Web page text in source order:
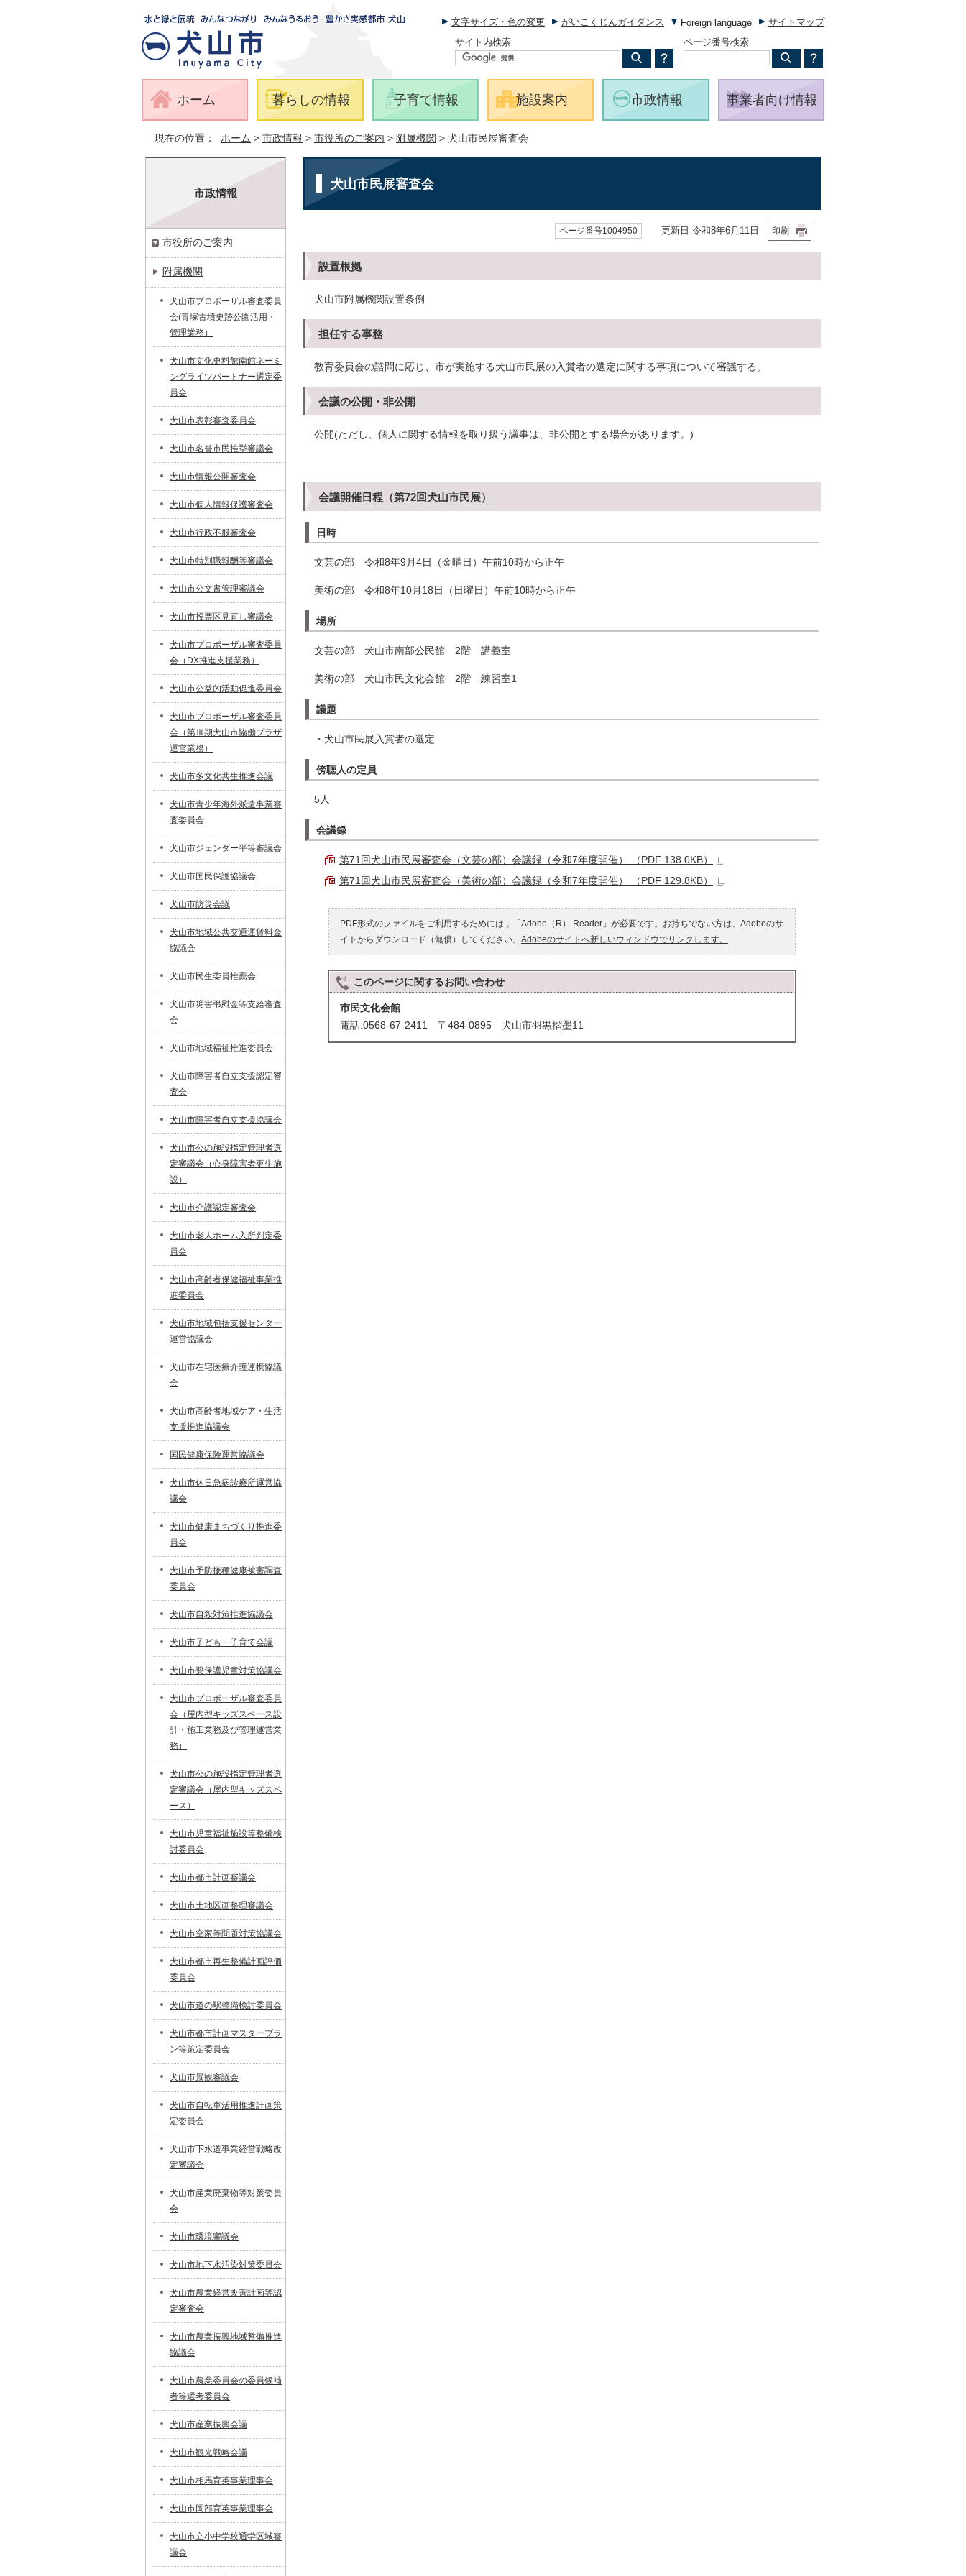
文字サイズ・色の変更 がいこくじんガイダンス Foreign language
サイトマップ
サイト内検索
ページ番号検索
ホーム 暮らしの情報 子育て情報 施設案内 市政情報 事業者向け情報
現在の位置： ホーム > 市政情報 > 市役所のご案内 > 附属機関 > 犬山市民展審査会
犬山市民展審査会
ページ番号1004950 更新日 令和8年6月11日 印刷
設置根拠
犬山市附属機関設置条例
担任する事務
教育委員会の諮問に応じ、市が実施する犬山市民展の入賞者の選定に関する事項について審議する。
会議の公開・非公開
公開(ただし、個人に関する情報を取り扱う議事は、非公開とする場合があります。)
会議開催日程（第72回犬山市民展）
日時
文芸の部 令和8年9月4日（金曜日）午前10時から正午
美術の部 令和8年10月18日（日曜日）午前10時から正午
場所
文芸の部 犬山市南部公民館 2階 講義室
美術の部 犬山市民文化会館 2階 練習室1
議題
・犬山市民展入賞者の選定
傍聴人の定員
5人
会議録
第71回犬山市民展審査会（文芸の部）会議録（令和7年度開催） （PDF 138.0KB）
第71回犬山市民展審査会（美術の部）会議録（令和7年度開催） （PDF 129.8KB）
PDF形式のファイルをご利用するためには，「Adobe（R） Reader」が必要です。お持ちでない方は、Adobeのサ
イトからダウンロード（無償）してください。 Adobeのサイトへ新しいウィンドウでリンクします。
このページに関するお問い合わせ
市民文化会館
電話:0568-67-2411 〒484-0895 犬山市羽黒摺墨11
市政情報
市役所のご案内
附属機関
犬山市プロポーザル審査委員
会(青塚古墳史跡公園活用・
管理業務）
犬山市文化史料館南館ネーミ
ングライツパートナー選定委
員会
犬山市表彰審査委員会
犬山市名誉市民推挙審議会
犬山市情報公開審査会
犬山市個人情報保護審査会
犬山市行政不服審査会
犬山市特別職報酬等審議会
犬山市公文書管理審議会
犬山市投票区見直し審議会
犬山市プロポーザル審査委員
会（DX推進支援業務）
犬山市公益的活動促進委員会
犬山市プロポーザル審査委員
会（第Ⅲ期犬山市協働プラザ
運営業務）
犬山市多文化共生推進会議
犬山市青少年海外派遣事業審
査委員会
犬山市ジェンダー平等審議会
犬山市国民保護協議会
犬山市防災会議
犬山市地域公共交通運賃料金
協議会
犬山市民生委員推薦会
犬山市災害弔慰金等支給審査
会
犬山市地域福祉推進委員会
犬山市障害者自立支援認定審
査会
犬山市障害者自立支援協議会
犬山市公の施設指定管理者選
定審議会（心身障害者更生施
設）
犬山市介護認定審査会
犬山市老人ホーム入所判定委
員会
犬山市高齢者保健福祉事業推
進委員会
犬山市地域包括支援センター
運営協議会
犬山市在宅医療介護連携協議
会
犬山市高齢者地域ケア・生活
支援推進協議会
国民健康保険運営協議会
犬山市休日急病診療所運営協
議会
犬山市健康まちづくり推進委
員会
犬山市予防接種健康被害調査
委員会
犬山市自殺対策推進協議会
犬山市子ども・子育て会議
犬山市要保護児童対策協議会
犬山市プロポーザル審査委員
会（屋内型キッズスペース設
計・施工業務及び管理運営業
務）
犬山市公の施設指定管理者選
定審議会（屋内型キッズスペ
ース）
犬山市児童福祉施設等整備検
討委員会
犬山市都市計画審議会
犬山市土地区画整理審議会
犬山市空家等問題対策協議会
犬山市都市再生整備計画評価
委員会
犬山市道の駅整備検討委員会
犬山市都市計画マスタープラ
ン等策定委員会
犬山市景観審議会
犬山市自転車活用推進計画策
定委員会
犬山市下水道事業経営戦略改
定審議会
犬山市産業廃棄物等対策委員
会
犬山市環境審議会
犬山市地下水汚染対策委員会
犬山市農業経営改善計画等認
定審査会
犬山市農業振興地域整備推進
協議会
犬山市農業委員会の委員候補
者等選考委員会
犬山市産業振興会議
犬山市観光戦略会議
犬山市相馬育英事業理事会
犬山市岡部育英事業理事会
犬山市立小中学校通学区域審
議会